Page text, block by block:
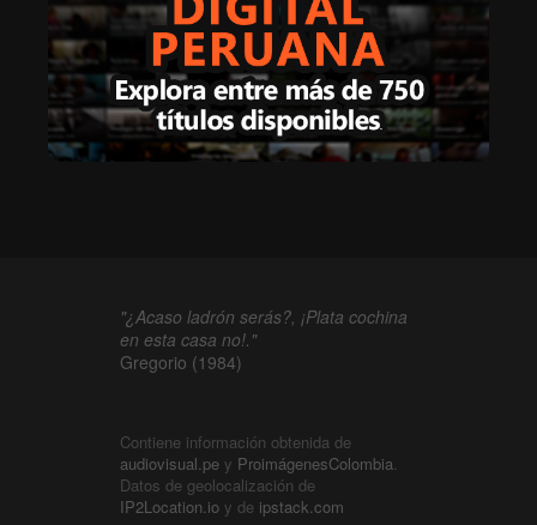
"¿Acaso ladrón serás?, ¡Plata cochina
en esta casa no!."
Gregorio (1984)
Contiene información obtenida de
audiovisual.pe y ProimágenesColombia.
Datos de geolocalización de
IP2Location.io y de ipstack.com